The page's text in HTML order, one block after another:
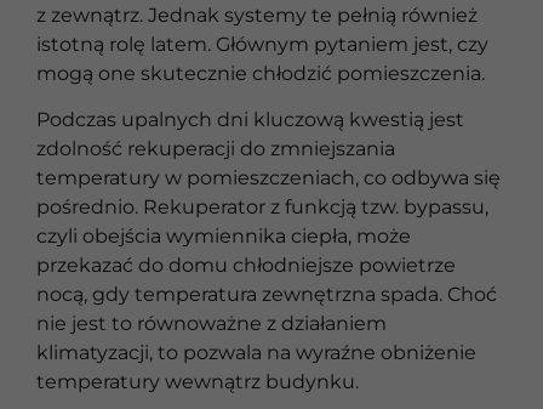
z zewnątrz. Jednak systemy te pełnią również
istotną rolę latem. Głównym pytaniem jest, czy
mogą one skutecznie chłodzić pomieszczenia.
Podczas upalnych dni kluczową kwestią jest
zdolność rekuperacji do zmniejszania
temperatury w pomieszczeniach, co odbywa się
pośrednio. Rekuperator z funkcją tzw. bypassu,
czyli obejścia wymiennika ciepła, może
przekazać do domu chłodniejsze powietrze
nocą, gdy temperatura zewnętrzna spada. Choć
nie jest to równoważne z działaniem
klimatyzacji, to pozwala na wyraźne obniżenie
temperatury wewnątrz budynku.